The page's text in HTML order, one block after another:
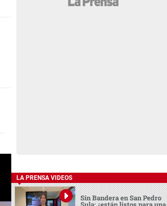
LA PRENSA VIDEOS
Sin Bandera en San Pedro